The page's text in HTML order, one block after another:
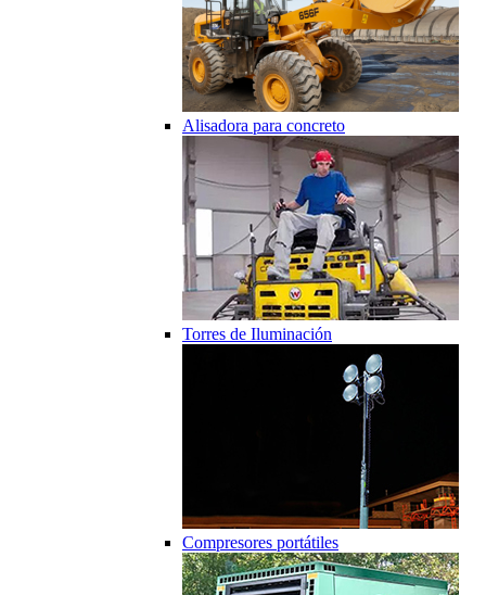
Alisadora para concreto
Torres de Iluminación
Compresores portátiles